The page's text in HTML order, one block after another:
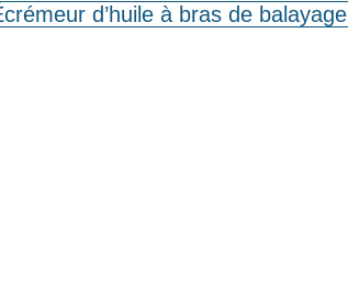
d’huile à bras de balayage